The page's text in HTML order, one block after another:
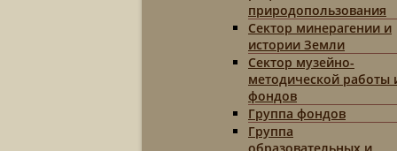
природопользования
Сектор минерагении и
истории Земли
Сектор музейно-
методической работы
фондов
Группа фондов
Группа